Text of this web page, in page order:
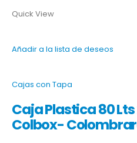
Quick View
Añadir a la lista de deseos
Cajas con Tapa
Caja Plastica 80
Colbox-